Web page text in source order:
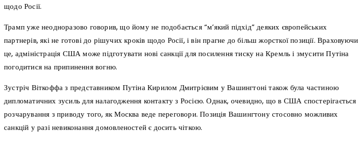
щодо Росії.
Трамп уже неодноразово говорив, що йому не подобається “м’який підхід” деяких європейських
партнерів, які не готові до рішучих кроків щодо Росії, і він прагне до більш жорсткої позиції. Враховуючи
це, адміністрація США може підготувати нові санкції для посилення тиску на Кремль і змусити Путіна
погодитися на припинення вогню.
Зустріч Віткоффа з представником Путіна Кирилом Дмитрієвим у Вашингтоні також була частиною
дипломатичних зусиль для налагодження контакту з Росією. Однак, очевидно, що в США спостерігається
розчарування з приводу того, як Москва веде переговори. Позиція Вашингтону стосовно можливих
санкцій у разі невиконання домовленостей є досить чіткою.